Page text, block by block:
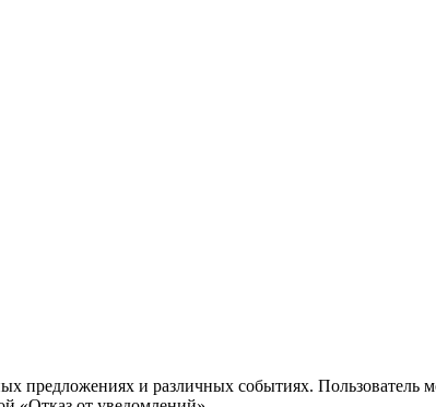
предложениях и различных событиях. Пользователь